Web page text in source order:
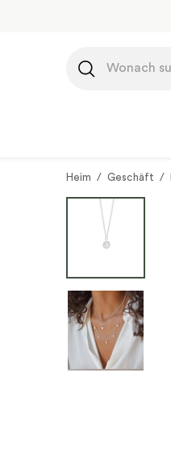
Inhalt
springen
Heim / Geschäft /